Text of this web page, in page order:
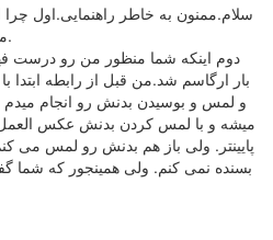
سلام.ممنون به خاطر راهنمایی.اول
میزاره بدم.خسته شدم بابا.
دوم اینکه شما منظور من رو درست
بار ارگاسم شد.من قبل از رابطه
و لمس و بوسیدن بدنش رو انجام میدم
میشه و با لمس کردن بدنش عکس
پایینتر. ولی باز هم بدنش رو لمس می
بسنده نمی کنم. ولی همینجور که شما